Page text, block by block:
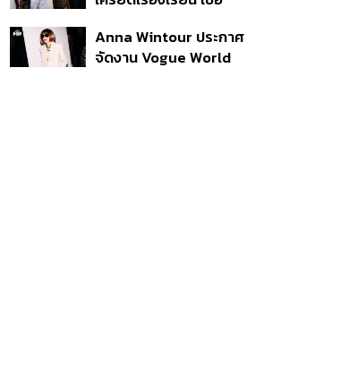
กระสุนอีกกว่า 30 นัด หาก
ไม่จบชีวิตตัวเองอาจสูญ
Anna Wintour ประกาศ
จัดงาน Vogue World